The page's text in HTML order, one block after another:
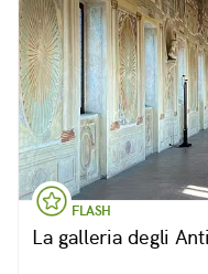
FLASH
La galleria degli